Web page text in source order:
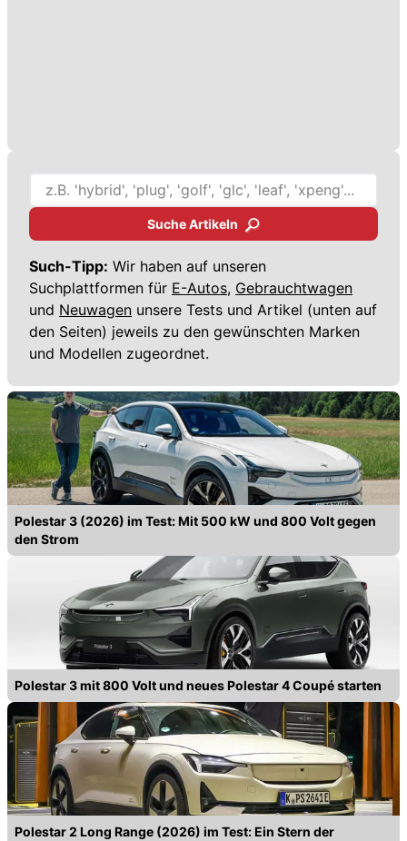
Suche Artikeln
Such-Tipp: Wir haben auf unseren
Suchplattformen für E-Autos, Gebrauchtwagen
und Neuwagen unsere Tests und Artikel (unten auf
den Seiten) jeweils zu den gewünschten Marken
und Modellen zugeordnet.
Polestar 3 (2026) im Test: Mit 500 kW und 800 Volt gegen
den Strom
Polestar 3 mit 800 Volt und neues Polestar 4 Coupé starten
Polestar 2 Long Range (2026) im Test: Ein Stern der